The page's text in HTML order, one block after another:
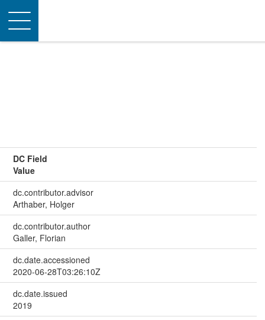
Toggle
navigation
DC Field
Value
dc.contributor.advisor
Arthaber, Holger
dc.contributor.author
Galler, Florian
dc.date.accessioned
2020-06-28T03:26:10Z
dc.date.issued
2019